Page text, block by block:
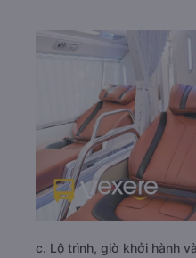
c. Lộ trình, giờ khởi hành